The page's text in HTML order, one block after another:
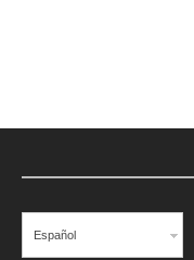
LEER MÁS
Edgar Flores
Español